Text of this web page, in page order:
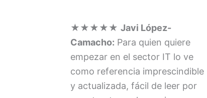
★★★★★ Javi López-
Camacho: Para quien quiere
empezar en el sector IT lo ve
como referencia imprescindible
y actualizada, fácil de leer por